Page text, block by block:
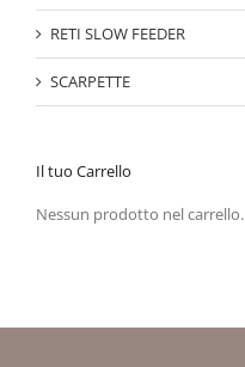
RETI SLOW FEEDER
SCARPETTE
Il tuo Carrello
Nessun prodotto nel carrello.